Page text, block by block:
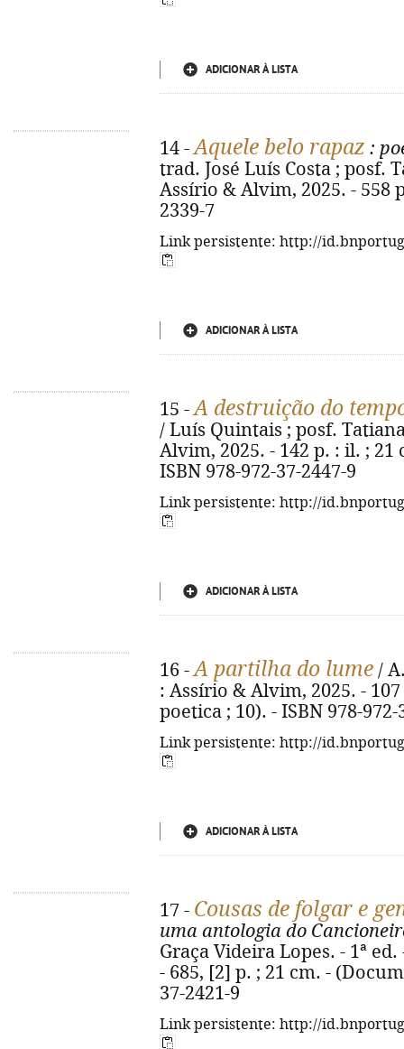
ADICIONAR À LISTA
14 -Aquele belo rapaz :
trad. José Luís Costa ; posf.
Assírio & Alvim, 2025. - 558
2339-7
Link persistente: http://
ADICIONAR À LISTA
15 -A destruição do
/ Luís Quintais ; posf.
Alvim, 2025. - 142 p. : il. ;
ISBN 978-972-37-2447-9
Link persistente: http://
ADICIONAR À LISTA
16 -A partilha do lume /
: Assírio & Alvim, 2025. -
poetica ; 10). - ISBN 978-972-
Link persistente: http://
ADICIONAR À LISTA
17 - Cousas de folgar e
uma antologia do
Graça Videira Lopes. - 1ª
- 685, [2] p. ; 21 cm. -
37-2421-9
Link persistente: http://